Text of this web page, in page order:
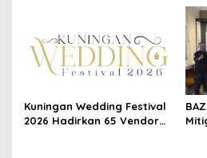
Kuningan Wedding Festival
2026 Hadirkan 65 Vendor